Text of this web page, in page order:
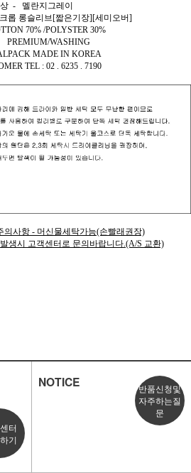
- 멜란지그레이
롭 롱슬리브[짧은기장][세미오버]
70% /POLYSTER 30%
WASHING
MADE IN KOREA
TEL : 02 . 6235 . 7190
의사항 - 머신물세탁가능(손빨래권장)
생시 고객센터로 문의바랍니다.(A/S 교환)
터
기
NOTICE
반품신청및
자주하는질
문